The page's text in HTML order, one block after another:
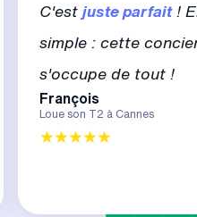
C'est juste parfait!
simple : cette
s'occupe de tout !
François
Loue son T2 à Cannes